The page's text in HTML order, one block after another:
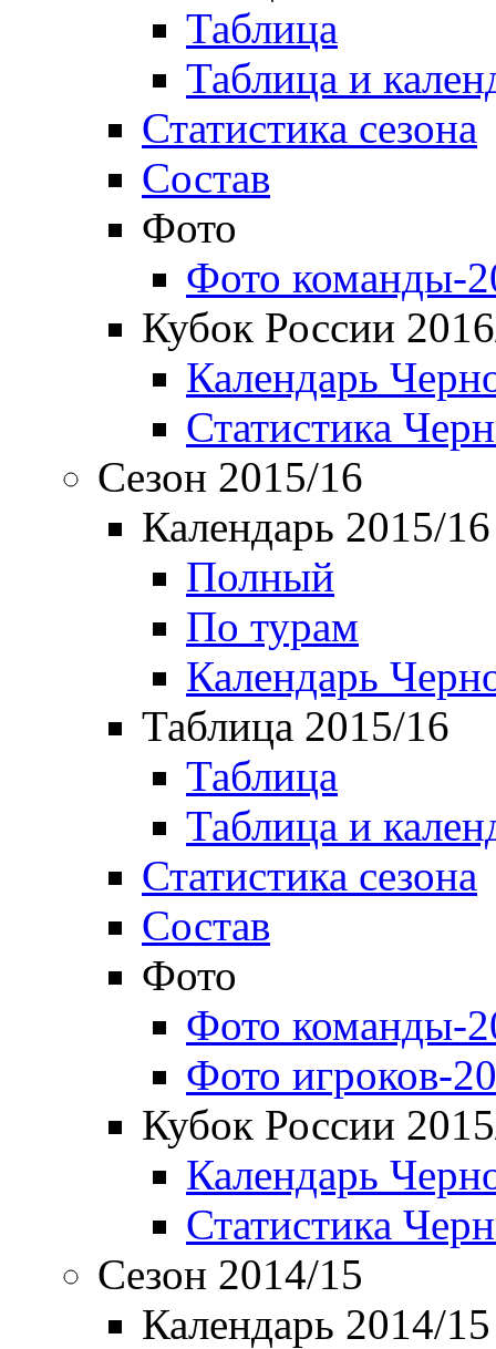
Таблица
Таблица и
Статистика сезона
Состав
Фото
Фото команды-
Кубок России
Календарь
Статистика
Сезон 2015/16
Календарь 2015/16
Полный
По турам
Календарь
Таблица 2015/16
Таблица
Таблица и
Статистика сезона
Состав
Фото
Фото команды-
Фото игроков-
Кубок России
Календарь
Статистика
Сезон 2014/15
Календарь 2014/15